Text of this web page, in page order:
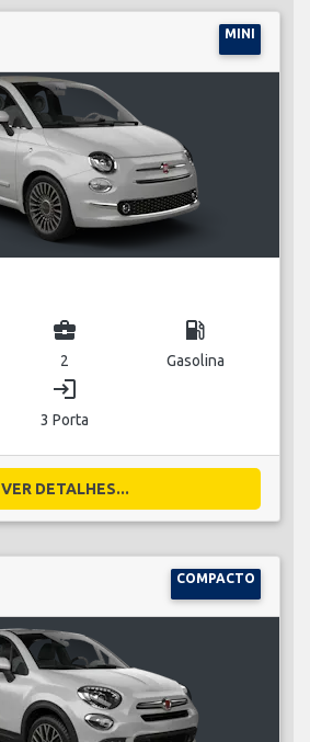
MINI
business_center
2
local_gas_station
Gasolina
login
3 Porta
VER DETALHES...
COMPACTO